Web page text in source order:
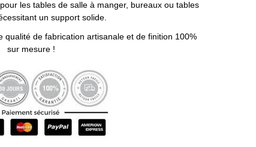
les tables de salle à manger, bureaux ou tables
un support solide.
qualité de fabrication artisanale et de finition 100%
sur mesure !